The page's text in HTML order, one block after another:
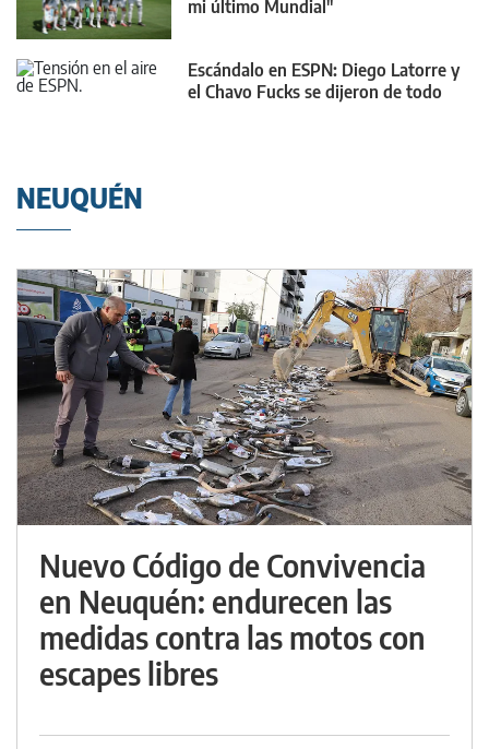
mi último Mundial"
Escándalo en ESPN: Diego Latorre y
el Chavo Fucks se dijeron de todo
NEUQUÉN
Nuevo Código de Convivencia
en Neuquén: endurecen las
medidas contra las motos con
escapes libres